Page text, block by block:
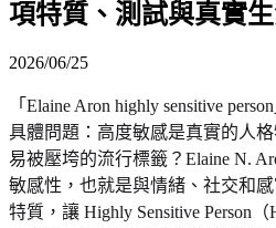
項特質、測試與真實
2026/06/25
「Elaine Aron highly sensitive
具體問題：高度敏感是真實的人
易被壓垮的流行標籤？Elaine N.
敏感性，也就是與情緒、社交和
特質，讓 Highly Sensitive Person